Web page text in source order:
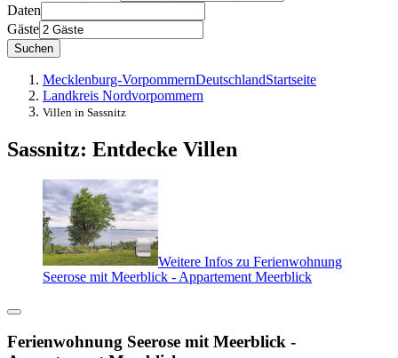
Daten
Gäste
Suchen
Mecklenburg-VorpommernDeutschlandStartseite
Landkreis Nordvorpommern
Villen in Sassnitz
Sassnitz: Entdecke Villen
Weitere Infos zu Ferienwohnung
Seerose mit Meerblick - Appartement Meerblick
Ferienwohnung Seerose mit Meerblick -